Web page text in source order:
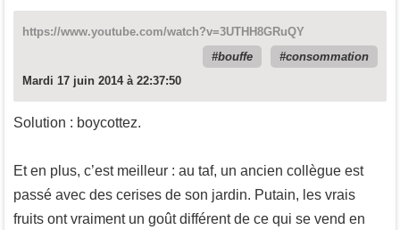
https://www.youtube.com/watch?v=3UTHH8GRuQY
bouffe
consommation
Mardi 17 juin 2014 à 22:37:50
Solution : boycottez.
Et en plus, c’est meilleur : au taf, un ancien collègue est
passé avec des cerises de son jardin. Putain, les vrais
fruits ont vraiment un goût différent de ce qui se vend en